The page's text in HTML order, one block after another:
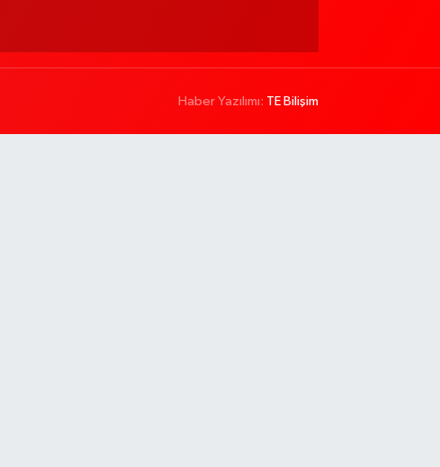
Haber Yazılımı: TE Bilişim